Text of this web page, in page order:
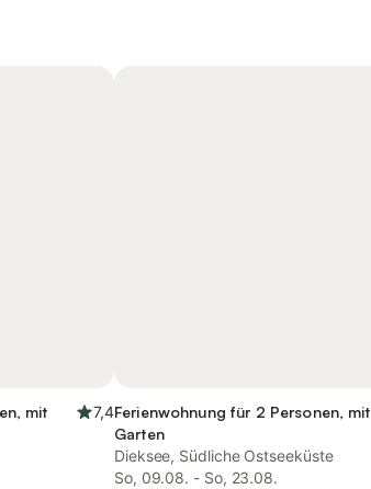
mit
7,4Ferienwohnung für 2 Personen, mit
Garten
Dieksee, Südliche Ostseeküste
So, 09.08. - So, 23.08.